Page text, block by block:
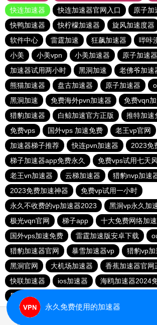
快连加速器
快连加速器官网入口
原子加
快鸭加速器
快柠檬加速器 旋风加速度器
软件中心
雷霆加速 狂飙加速器 哔咔
小美
小美vpn 小美加速器
原子加速
加速器试用两小时
黑洞加速 老佛爷加速
熊猫加速器
盘古加速器 原子加速器
黑洞加速
免费海外pvn加速器
免费vqn
猎豹加速器
白鲸加速官方正版
推特加速
免费vps
国外vps 加速免费
老王vp官网
加速器梯子推荐
快连pvn加速器
2023免
梯子加速器app免费永久
免费vps试用七天
老王vn加速器
云梯加速器 猎豹nvp加速
2023免费加速神器
免费vp试用一小时
永久不收费的vp加速器2023
黑洞vp永久加
极光vqn官网
梯子app
十大免费网络加
国外vps加速免费
雷霆加速版安卓下载
猎豹加速器官网
暴雪加速器vp
猎豹vp加
黑洞官网
大机场加速器 香蕉加速器官网
快联加速器
ios加速器
海鸥加速器2024
黑洞加速npv官网下载
永久免费使用的加速器